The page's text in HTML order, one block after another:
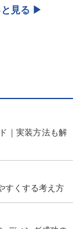
｜実装方法も解
すくする考え方